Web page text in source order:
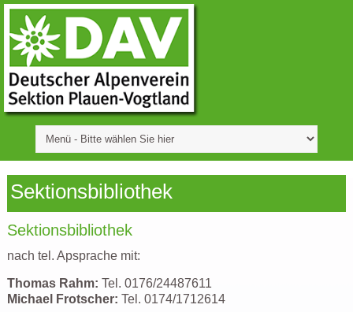
Sektionsbibliothek
Sektionsbibliothek
nach tel. Apsprache mit:
Thomas Rahm: Tel. 0176/24487611
Michael Frotscher: Tel. 0174/1712614